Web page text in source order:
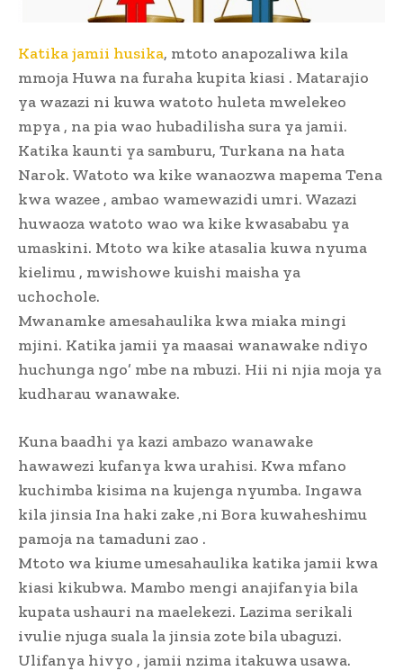
Katika jamii husika, mtoto anapozaliwa kila
mmoja Huwa na furaha kupita kiasi . Matarajio
ya wazazi ni kuwa watoto huleta mwelekeo
mpya , na pia wao hubadilisha sura ya jamii.
Katika kaunti ya samburu, Turkana na hata
Narok. Watoto wa kike wanaozwa mapema Tena
kwa wazee , ambao wamewazidi umri. Wazazi
huwaoza watoto wao wa kike kwasababu ya
umaskini. Mtoto wa kike atasalia kuwa nyuma
kielimu , mwishowe kuishi maisha ya
uchochole.
Mwanamke amesahaulika kwa miaka mingi
mjini. Katika jamii ya maasai wanawake ndiyo
huchunga ngo’ mbe na mbuzi. Hii ni njia moja ya
kudharau wanawake.
Kuna baadhi ya kazi ambazo wanawake
hawawezi kufanya kwa urahisi. Kwa mfano
kuchimba kisima na kujenga nyumba. Ingawa
kila jinsia Ina haki zake ,ni Bora kuwaheshimu
pamoja na tamaduni zao .
Mtoto wa kiume umesahaulika katika jamii kwa
kiasi kikubwa. Mambo mengi anajifanyia bila
kupata ushauri na maelekezi. Lazima serikali
ivulie njuga suala la jinsia zote bila ubaguzi.
Ulifanya hivyo , jamii nzima itakuwa usawa.